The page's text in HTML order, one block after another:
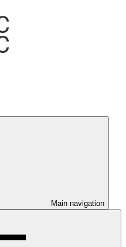
Main navigation